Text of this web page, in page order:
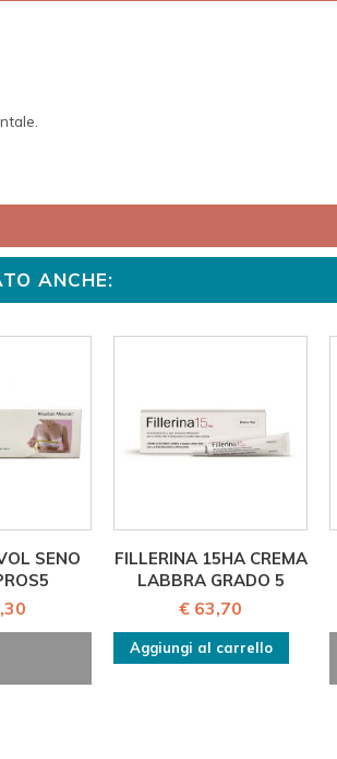
ANCHE:
SENO
FILLERINA 15HA CREMA
LABBRA GRADO 5
€ 63,70
Aggiungi al carrello